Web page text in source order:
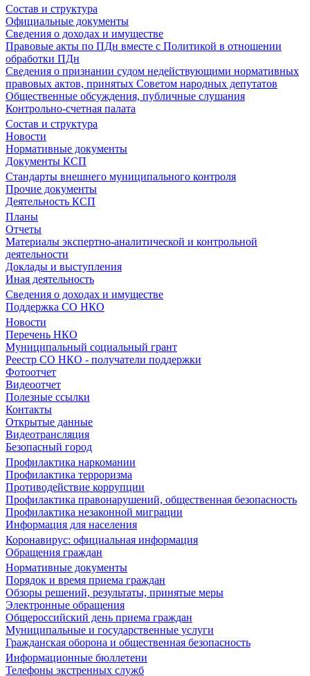
Состав и структура
Официальные документы
Сведения о доходах и имуществе
Правовые акты по ПДн вместе с Политикой в отношении
обработки ПДн
Сведения о признании судом недействующими нормативных
правовых актов, принятых Советом народных депутатов
Общественные обсуждения, публичные слушания
Контрольно-счетная палата
Состав и структура
Новости
Нормативные документы
Документы КСП
Стандарты внешнего муниципального контроля
Прочие документы
Деятельность КСП
Планы
Отчеты
Материалы экспертно-аналитической и контрольной
деятельности
Доклады и выступления
Иная деятельность
Сведения о доходах и имуществе
Поддержка СО НКО
Новости
Перечень НКО
Муниципальный социальный грант
Реестр СО НКО - получатели поддержки
Фотоотчет
Видеоотчет
Полезные ссылки
Контакты
Открытые данные
Видеотрансляция
Безопасный город
Профилактика наркомании
Профилактика терроризма
Противодействие коррупции
Профилактика правонарушений, общественная безопасность
Профилактика незаконной миграции
Информация для населения
Коронавирус: официальная информация
Обращения граждан
Нормативные документы
Порядок и время приема граждан
Обзоры решений, результаты, принятые меры
Электронные обращения
Общероссийский день приема граждан
Муниципальные и государственные услуги
Гражданская оборона и общественная безопасность
Информационные бюллетени
Телефоны экстренных служб